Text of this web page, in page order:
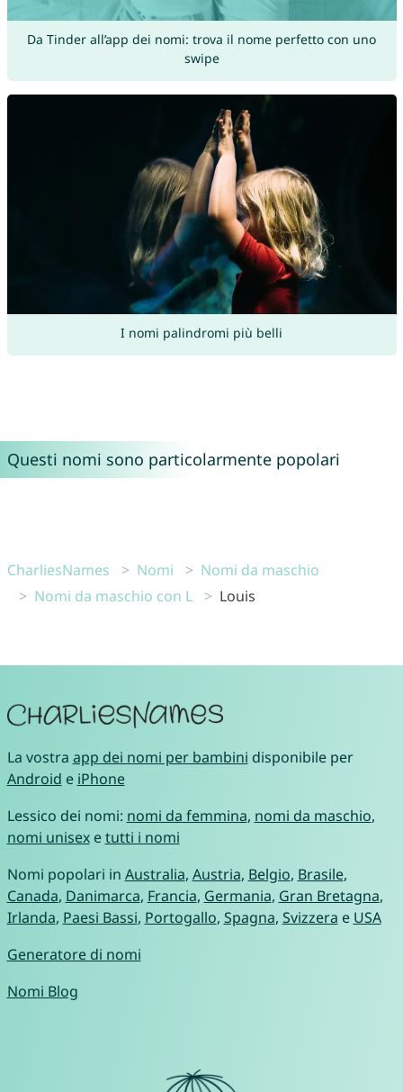
Da Tinder all’app dei nomi: trova il nome perfetto con uno
swipe
I nomi palindromi più belli
Questi nomi sono particolarmente popolari
CharliesNames Nomi
Nomi da maschio
Nomi da maschio con L
Louis
La vostra app dei nomi per bambini disponibile per
Android e iPhone
Lessico dei nomi: nomi da femmina, nomi da maschio,
nomi unisexetutti i nomi
Nomi popolari in Australia, Austria, Belgio, Brasile,
Canada, Danimarca, Francia, Germania, Gran Bretagna,
Irlanda, Paesi Bassi, Portogallo, Spagna, Svizzera e USA
Generatore di nomi
Nomi Blog